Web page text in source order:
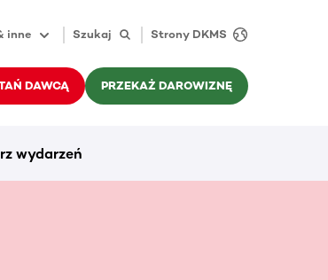
inne Szukaj Strony DKMS
DAWCĄ PRZEKAŻ DAROWIZNĘ
wydarzeń